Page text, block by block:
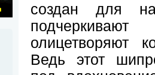
создан для
олицетворяют
Ведь этот